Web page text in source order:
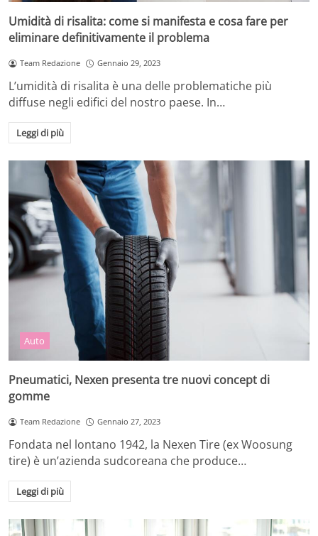
Umidità di risalita: come si manifesta e cosa fare per
eliminare definitivamente il problema
Team Redazione Gennaio 29, 2023
L’umidità di risalita è una delle problematiche più
diffuse negli edifici del nostro paese. In…
Leggi di più
Auto
Pneumatici, Nexen presenta tre nuovi concept di
gomme
Team Redazione Gennaio 27, 2023
Fondata nel lontano 1942, la Nexen Tire (ex Woosung
tire) è un’azienda sudcoreana che produce…
Leggi di più